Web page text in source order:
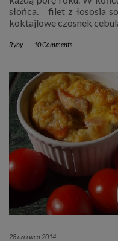
słońca. filet z łososia
koktajlowe czosnek
Ryby - 10 Comments
28 czerwca 2014